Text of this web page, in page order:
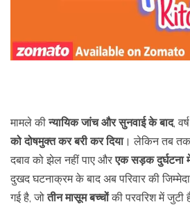
मामले कीन्यायिक जांच और सुनवाई के बाद, वर्ष
को दोषमुक्त कर बरी कर दिया। लेकिन तब तक
दबाव को झेल नहीं पाए औरएक सड़क दुर्घटना
दुखद घटनाक्रम के बाद अब परिवार की
गई है, जोतीन मासूम बच्चोंकी परवरिश में जुटी